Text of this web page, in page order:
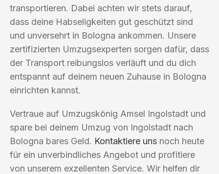
transportieren. Dabei achten wir stets darauf,
dass deine Habseligkeiten gut geschützt sind
und unversehrt in Bologna ankommen. Unsere
zertifizierten Umzugsexperten sorgen dafür, dass
der Transport reibungslos verläuft und du dich
entspannt auf deinem neuen Zuhause in Bologna
einrichten kannst.
Vertraue auf Umzugskönig Amsel Ingolstadt und
spare bei deinem Umzug von Ingolstadt nach
Bologna bares Geld. Kontaktiere uns noch heute
für ein unverbindliches Angebot und profitiere
von unserem exzellenten Service. Wir helfen dir